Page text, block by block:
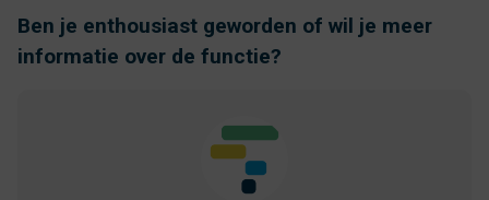
Ben je enthousiast geworden of wil je meer
informatie over de functie?